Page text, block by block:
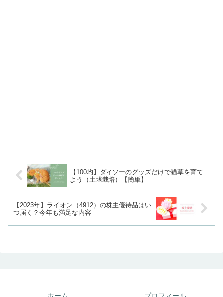
【100均】ダイソーのグッズだけで猫草を育て
よう（土壌栽培）【簡単】
【2023年】ライオン（4912）の株主優待品はい
つ届く？今年も満足な内容